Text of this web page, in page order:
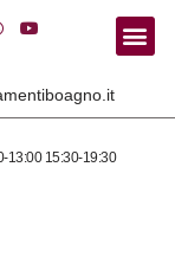
13:00 15:30-19:30